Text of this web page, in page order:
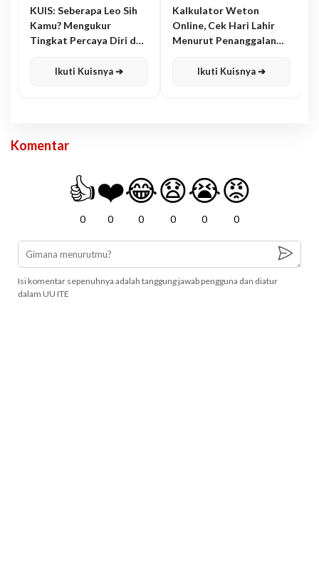
KUIS: Seberapa Leo Sih
Kamu? Mengukur
Tingkat Percaya Diri dan
Ikuti Kuisnya ➔
Kalkulator Weton
Online, Cek Hari Lahir
Menurut Penanggalan
Ikuti Kuisnya ➔
Komentar
👍
0
❤️
0
😂
0
😧
0
😭
0
😡
0
Isi komentar sepenuhnya adalah tanggung jawab pengguna dan diatur
dalam UU ITE